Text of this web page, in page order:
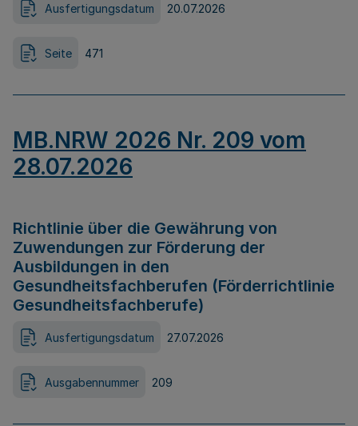
Ausfertigungsdatum 20.07.2026
Seite 471
MB.NRW 2026 Nr. 209 vom
28.07.2026
Richtlinie über die Gewährung von
Zuwendungen zur Förderung der
Ausbildungen in den
Gesundheitsfachberufen (Förderrichtlinie
Gesundheitsfachberufe)
Ausfertigungsdatum 27.07.2026
Ausgabennummer 209